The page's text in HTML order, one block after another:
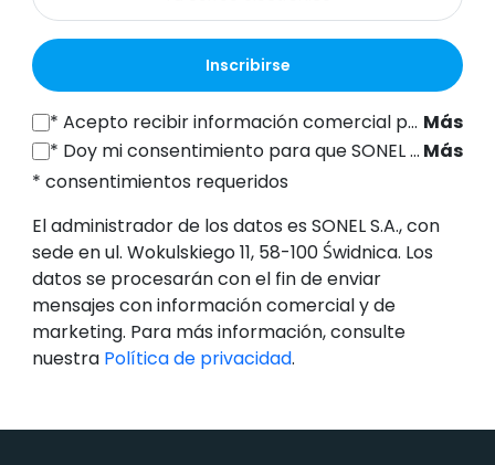
Inscribirse
*Acepto recibir información comercial por vía electrónica (a la dirección de correo electrónico indicada) de SONEL S.A., con sede en ul. Wokulskiego 11, 58-100 Świdnica, con fines de marketing, de conformidad con el artículo 398 de la Ley de 12 de julio de 2024 sobre el Derecho de las Comunicaciones Electrónicas.
Más
* Doy mi consentimiento para que SONEL S.A., con sede en ul. Wokulskiego 11, 58-100 Świdnica, procese mis datos personales (dirección de correo electrónico) con el fin de enviarme un boletín informativo con información comercial y de marketing, de conformidad con el artículo 6, apartado 1, letra a), del Reglamento General de Protección de Datos (RGPD). Más
* consentimientos requeridos
El administrador de los datos es SONEL S.A., con
sede en ul. Wokulskiego 11, 58-100 Świdnica. Los
datos se procesarán con el fin de enviar
mensajes con información comercial y de
marketing. Para más información, consulte
nuestra Política de privacidad.